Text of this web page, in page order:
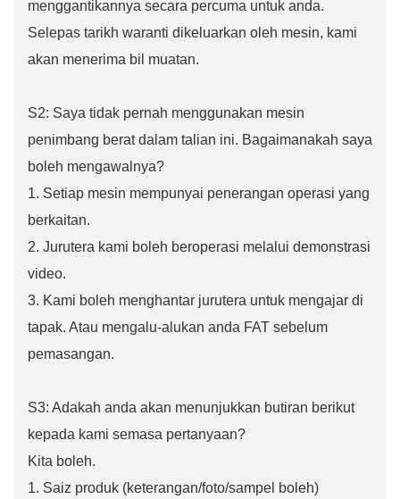
menggantikannya secara percuma untuk anda.
Selepas tarikh waranti dikeluarkan oleh mesin, kami
akan menerima bil muatan.
S2: Saya tidak pernah menggunakan mesin
penimbang berat dalam talian ini. Bagaimanakah saya
boleh mengawalnya?
1. Setiap mesin mempunyai penerangan operasi yang
berkaitan.
2. Jurutera kami boleh beroperasi melalui demonstrasi
video.
3. Kami boleh menghantar jurutera untuk mengajar di
tapak. Atau mengalu-alukan anda FAT sebelum
pemasangan.
S3: Adakah anda akan menunjukkan butiran berikut
kepada kami semasa pertanyaan?
Kita boleh.
1. Saiz produk (keterangan/foto/sampel boleh)